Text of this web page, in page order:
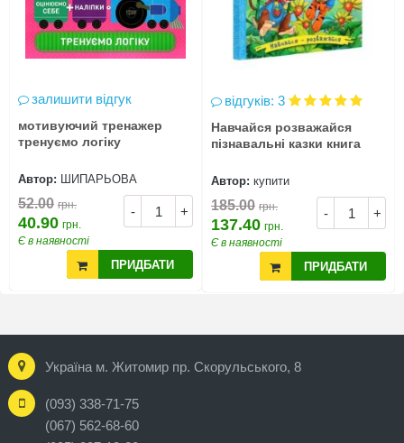
залишити відгук
мотивуючий тренажер
тренуємо логіку
Автор: ШИПАРЬОВА
- +
52.00 грн.
40.90 грн.
Є в наявності
ПРИДБАТИ
відгуків: 3
Навчайся розважайся
пізнавальні казки книга
Автор: купити
- +
185.00 грн.
137.40 грн.
Є в наявності
ПРИДБАТИ
Україна м. Житомир пр. Скорульського, 8
(093) 338-71-75
(067) 562-68-60